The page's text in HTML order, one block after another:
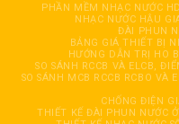
PHẦN MỀM NHẠC NƯỚC
NHẠC NƯỚC HẬU
ĐÀI PHUN
BẢNG GIÁ THIẾT BỊ
HƯỚNG DẪN TRỊ HO
SO SÁNH RCCB VÀ ELCB,
SO SÁNH MCB RCCB RCBO VÀ
CHỐNG ĐIỆN
THIẾT KẾ ĐÀI PHUN NƯỚC